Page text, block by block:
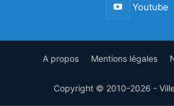
Youtube
A propos Mentions légales
Copyright © 2010-2026 -